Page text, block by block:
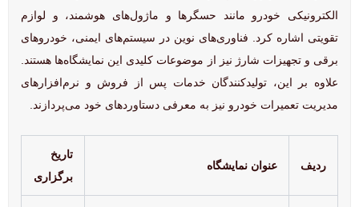
الکترونیکی خودرو مانند حسگرها و ماژول‌های هوشمند، و لوازم
تقویتی اشاره کرد. فناوری‌های نوین در سیستم‌های ایمنی، خودروهای
برقی و تجهیزات شارژ نیز از موضوعات کلیدی این نمایشگاه‌ها هستند.
علاوه بر این، تولیدکنندگان خدمات پس از فروش و نرم‌افزارهای
مدیریت تعمیرات خودرو نیز به معرفی دستاوردهای خود می‌پردازند.
ردیف عنوان نمایشگاه
تاریخ
برگزاری